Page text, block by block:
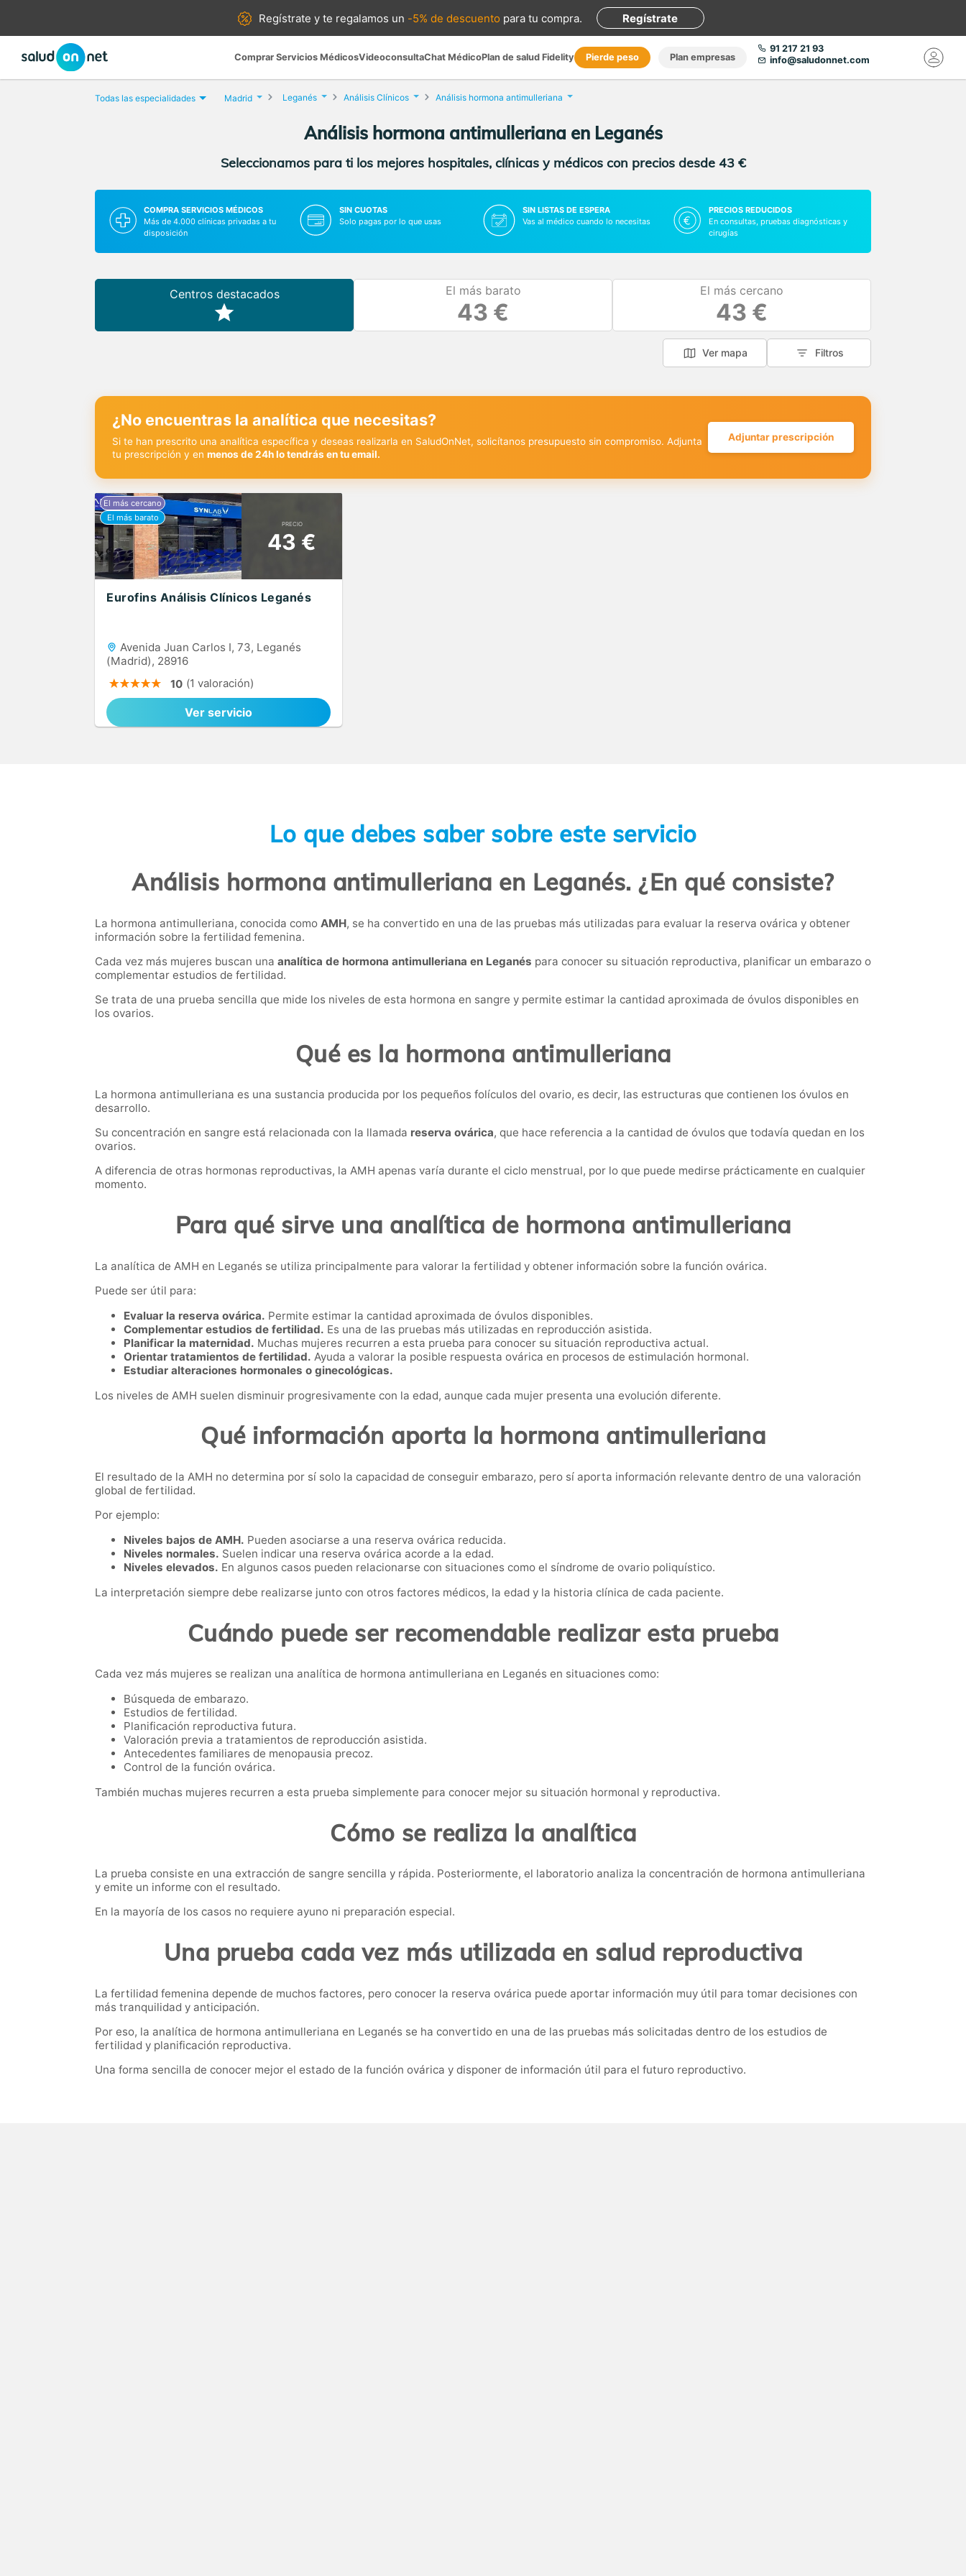
Regístrate yte regalamos un -5% de descuento para tu compra. Regístrate
Comprar Servicios MédicosVideoconsultaChat MédicoPlan de salud Fidelity Pierde peso Plan empresas
91 217 21 93
info@saludonnet.com
Todas las especialidades Madrid Leganés Análisis Clínicos Análisis hormona antimulleriana
Análisis hormona antimulleriana en Leganés
Seleccionamos para ti los mejores hospitales, clínicas y médicos con precios desde 43 €
COMPRA SERVICIOS MÉDICOS
Más de 4.000 clínicas privadas a tu
disposición
SIN CUOTAS
Solo pagas por lo que usas
SIN LISTAS DE ESPERA
Vas al médico cuando lo necesitas
PRECIOS REDUCIDOS
En consultas, pruebas diagnósticas y
cirugías
Centros destacados El más barato
43 €
El más cercano
43 €
Ver mapa Filtros
¿No encuentras la analítica que necesitas?
Si te han prescrito una analítica específica y deseas realizarla en SaludOnNet, solicítanos presupuesto sin compromiso. Adjunta
tu prescripción y en menos de 24h lo tendrás en tu email.
Adjuntar prescripción
PRECIO
43 €
Eurofins Análisis Clínicos Leganés
Avenida Juan Carlos I, 73, Leganés
(Madrid), 28916
10 (1 valoración)
Ver servicio
Lo que debes saber sobre este servicio
Análisis hormona antimulleriana en Leganés. ¿En qué consiste?
La hormona antimulleriana, conocida como AMH, se ha convertido en una de las pruebas más utilizadas para evaluar la reserva ovárica y obtener
información sobre la fertilidad femenina.
Cada vez más mujeres buscan una analítica de hormona antimulleriana en Leganés para conocer su situación reproductiva, planificar un embarazo o
complementar estudios de fertilidad.
Se trata de una prueba sencilla que mide los niveles de esta hormona en sangre y permite estimar la cantidad aproximada de óvulos disponibles en
los ovarios.
Qué es la hormona antimulleriana
La hormona antimulleriana es una sustancia producida por los pequeños folículos del ovario, es decir, las estructuras que contienen los óvulos en
desarrollo.
Su concentración en sangre está relacionada con la llamada reserva ovárica, que hace referencia a la cantidad de óvulos que todavía quedan en los
ovarios.
A diferencia de otras hormonas reproductivas, la AMH apenas varía durante el ciclo menstrual, por lo que puede medirse prácticamente en cualquier
momento.
Para qué sirve una analítica de hormona antimulleriana
La analítica de AMH en Leganés se utiliza principalmente para valorar la fertilidad y obtener información sobre la función ovárica.
Puede ser útil para:
Evaluar la reserva ovárica. Permite estimar la cantidad aproximada de óvulos disponibles.
Complementar estudios de fertilidad. Es una de las pruebas más utilizadas en reproducción asistida.
Planificar la maternidad. Muchas mujeres recurren a esta prueba para conocer su situación reproductiva actual.
Orientar tratamientos de fertilidad. Ayuda a valorar la posible respuesta ovárica en procesos de estimulación hormonal.
Estudiar alteraciones hormonales o ginecológicas.
Los niveles de AMH suelen disminuir progresivamente con la edad, aunque cada mujer presenta una evolución diferente.
Qué información aporta la hormona antimulleriana
El resultado de la AMH no determina por sí solo la capacidad de conseguir embarazo, pero sí aporta información relevante dentro de una valoración
global de fertilidad.
Por ejemplo:
Niveles bajos de AMH. Pueden asociarse a una reserva ovárica reducida.
Niveles normales. Suelen indicar una reserva ovárica acorde a la edad.
Niveles elevados. En algunos casos pueden relacionarse con situaciones como el síndrome de ovario poliquístico.
La interpretación siempre debe realizarse junto con otros factores médicos, la edad y la historia clínica de cada paciente.
Cuándo puede ser recomendable realizar esta prueba
Cada vez más mujeres se realizan una analítica de hormona antimulleriana en Leganés en situaciones como:
Búsqueda de embarazo.
Estudios de fertilidad.
Planificación reproductiva futura.
Valoración previa a tratamientos de reproducción asistida.
Antecedentes familiares de menopausia precoz.
Control de la función ovárica.
También muchas mujeres recurren a esta prueba simplemente para conocer mejor su situación hormonal y reproductiva.
Cómo se realiza la analítica
La prueba consiste en una extracción de sangre sencilla y rápida. Posteriormente, el laboratorio analiza la concentración de hormona antimulleriana
y emite un informe con el resultado.
En la mayoría de los casos no requiere ayuno ni preparación especial.
Una prueba cada vez más utilizada en salud reproductiva
La fertilidad femenina depende de muchos factores, pero conocer la reserva ovárica puede aportar información muy útil para tomar decisiones con
más tranquilidad y anticipación.
Por eso, la analítica de hormona antimulleriana en Leganés se ha convertido en una de las pruebas más solicitadas dentro de los estudios de
fertilidad y planificación reproductiva.
Una forma sencilla de conocer mejor el estado de la función ovárica y disponer de información útil para el futuro reproductivo.